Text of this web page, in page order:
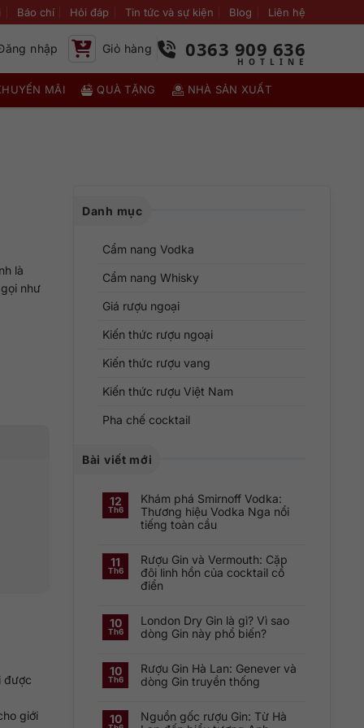
Báo chí Hỏi đáp Tin tức và sự kiện Blog Liên hệ
nhập Giỏ hàng 0363 909 636
MÃI QUÀ TẶNG NHÀ SẢN XUẤT
là
như
được
giới
Danh mục
Cẩm nang Vodka
Cẩm nang Whisky
Giá rượu ngoại
Kiến thức rượu ngoại
Kiến thức rượu vang
Kiến thức rượu Việt Nam
Pha chế cocktail
Bài viết mới
12
Th6
Khám phá Smirnoff Vodka:
Thương hiệu Vodka Nga nổi
tiếng toàn cầu
bình
luận
ở
Khám
phá
Thương
hiệu
Vodka
tiếng
toàn
cầu
11
Th6
Rượu Gin và Vermouth: Cặp
đôi linh hồn của cocktail cổ
điển
bình
luận
ở
Vermouth:
Cặp
của
cocktail
10
Th6
London Dry Gin là gì? Vì sao
dòng Gin này phổ biến?
bình
luận
ở
là
10
Th6
Rượu Gin Hà Lan: Genever và
dòng Gin truyền thống
bình
luận
10
Nguồn gốc rượu Gin: Từ Hà